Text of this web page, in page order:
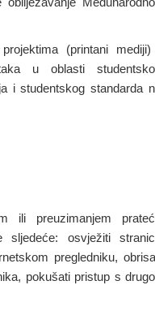
(printani
u oblasti
i studentskog standarda
ili preuzimanjem
sljedeće: osvježiti
pregledniku,
pokušati pristup s